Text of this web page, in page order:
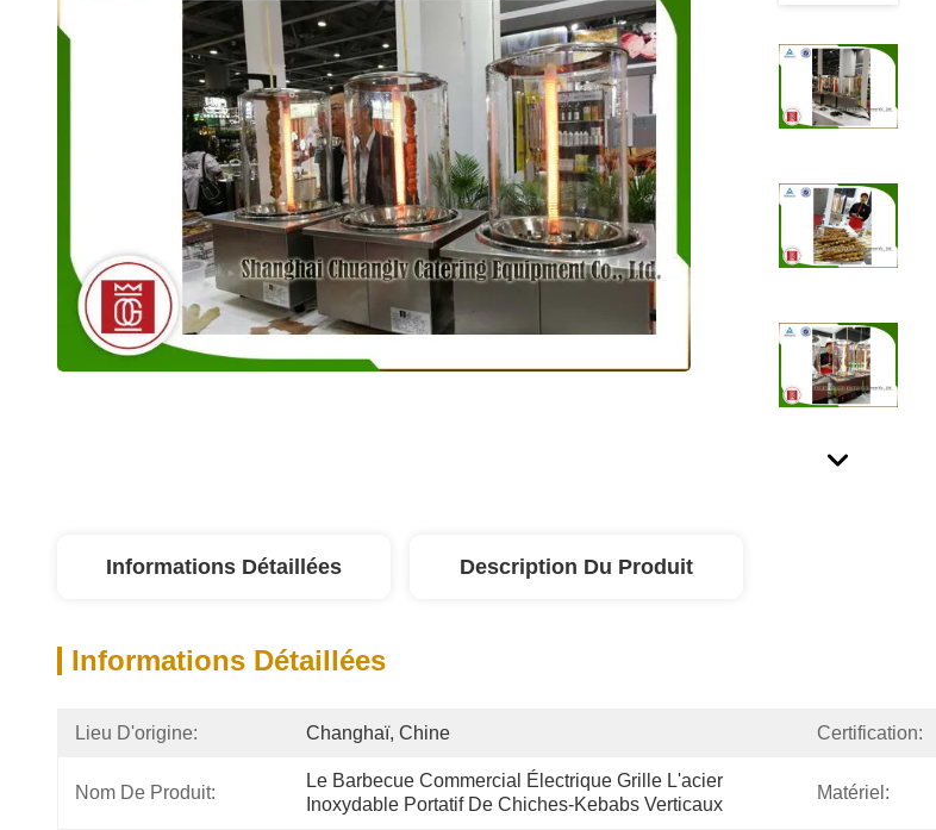
Informations Détaillées Description Du Produit
Informations Détaillées
Lieu D'origine: Changhaï, Chine Certification:
Nom De Produit:
Le Barbecue Commercial Électrique Grille L'acier
Inoxydable Portatif De Chiches-Kebabs Verticaux
Matériel: